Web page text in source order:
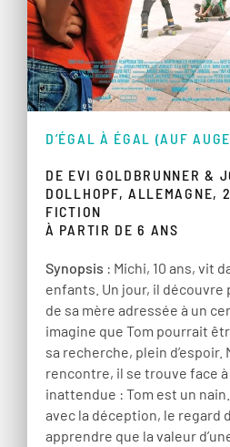
D’ÉGAL À ÉGAL (AUF
DE EVI GOLDBRUNNER &
DOLLHOPF, ALLEMAGNE,
FICTION
À PARTIR DE 6 ANS
Synopsis : Michi, 10 ans, vit
enfants. Un jour, il découvre
de sa mère adressée à un
imagine que Tom pourrait
sa recherche, plein d’espoir.
rencontre, il se trouve face
inattendue : Tom est un
avec la déception, le regard
apprendre que la valeur